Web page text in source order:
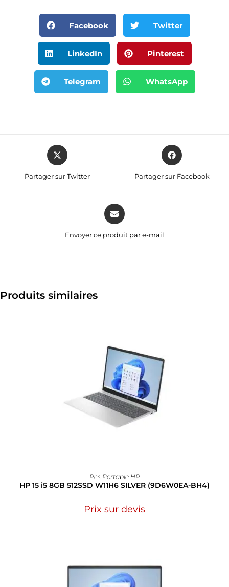
Facebook Twitter
LinkedIn Pinterest
Telegram WhatsApp
Partager sur Twitter Partager sur Facebook
Envoyer ce produit par e-mail
Produits similaires
Pcs Portable HP
HP 15 i5 8GB 512SSD W11H6 SILVER (9D6W0EA-BH4)
Prix sur devis